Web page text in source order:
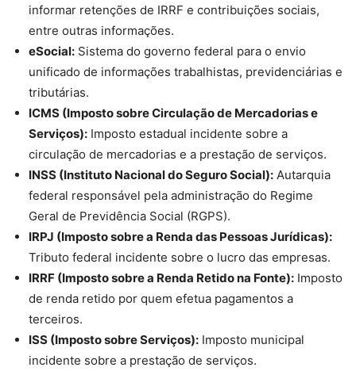
informar retenções de IRRF e contribuições sociais,
entre outras informações.
eSocial: Sistema do governo federal para o envio
unificado de informações trabalhistas, previdenciárias e
tributárias.
ICMS (Imposto sobre Circulação de Mercadorias e
Serviços): Imposto estadual incidente sobre a
circulação de mercadorias e a prestação de serviços.
INSS (Instituto Nacional do Seguro Social): Autarquia
federal responsável pela administração do Regime
Geral de Previdência Social (RGPS).
IRPJ (Imposto sobre a Renda das Pessoas Jurídicas):
Tributo federal incidente sobre o lucro das empresas.
IRRF (Imposto sobre a Renda Retido na Fonte): Imposto
de renda retido por quem efetua pagamentos a
terceiros.
ISS (Imposto sobre Serviços): Imposto municipal
incidente sobre a prestação de serviços.